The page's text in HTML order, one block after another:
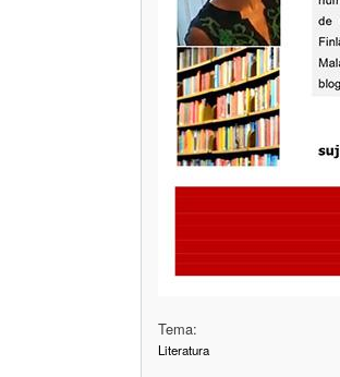
Tema:
Literatura